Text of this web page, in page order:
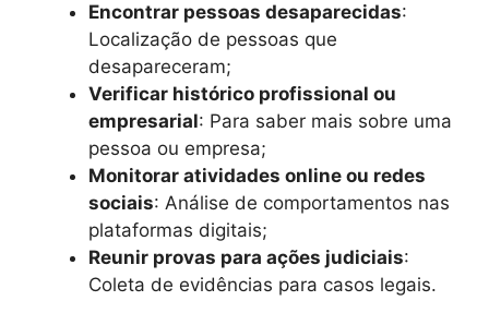
Encontrar pessoas desaparecidas:
Localização de pessoas que
desapareceram;
Verificar histórico profissional ou
empresarial: Para saber mais sobre uma
pessoa ou empresa;
Monitorar atividades online ou redes
sociais: Análise de comportamentos nas
plataformas digitais;
Reunir provas para ações judiciais:
Coleta de evidências para casos legais.